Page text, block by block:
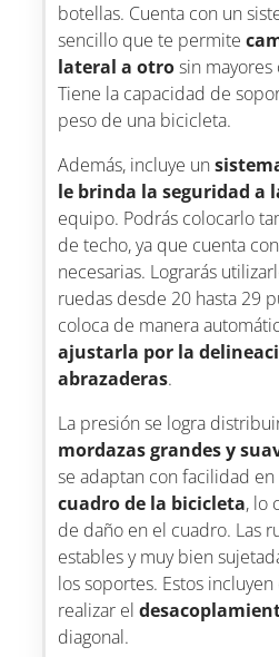
botellas. Cuenta con un
sencillo que te permite
lateral a otrosin
Tiene la capacidad de
peso de una bicicleta.
Además, incluye un
le brinda la seguridad a
equipo. Podrás colocarlo
de techo, ya que cuenta
necesarias. Lograrás
ruedas desde 20 hasta 29
coloca de manera
ajustarla por la
abrazaderas.
La presión se logra
mordazas grandes y
se adaptan con facilidad
cuadro de la bicicleta, lo
de daño en el cuadro. Las
estables y muy bien
los soportes. Estos
realizar el
diagonal.